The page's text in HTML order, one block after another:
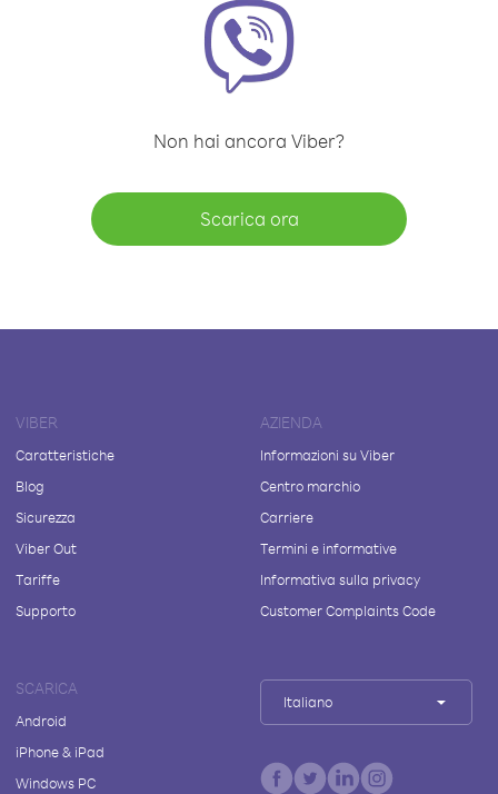
Non hai ancora Viber?
Scarica ora
VIBER
Caratteristiche
Blog
Sicurezza
Viber Out
Tariffe
Supporto
AZIENDA
Informazioni su Viber
Centro marchio
Carriere
Termini e informative
Informativa sulla privacy
Customer Complaints Code
SCARICA
Android
iPhone & iPad
Windows PC
Italiano